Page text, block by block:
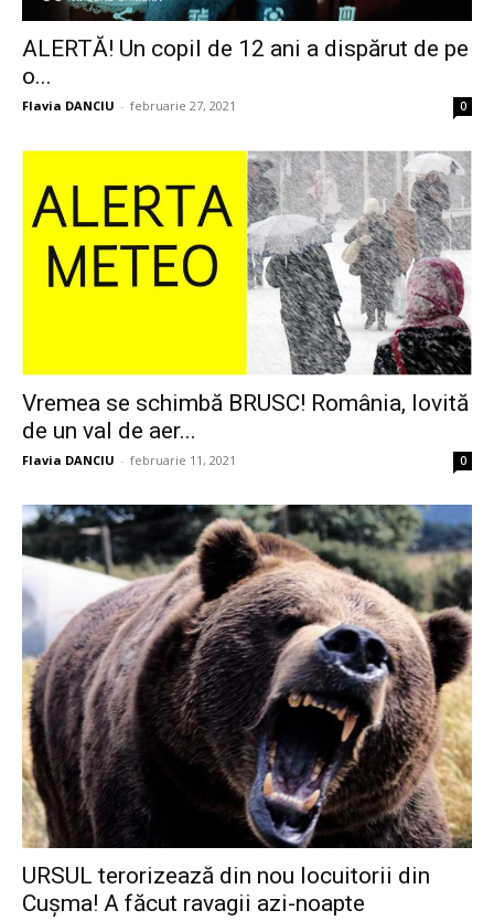
ALERTĂ! Un copil de 12 ani a dispărut de pe
o...
Flavia DANCIU - februarie 27, 2021 0
Vremea se schimbă BRUSC! România, lovită
de un val de aer...
Flavia DANCIU - februarie 11, 2021 0
URSUL terorizează din nou locuitorii din
Cușma! A făcut ravagii azi-noapte